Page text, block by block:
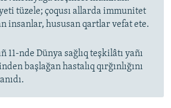
tüzele; çoqusı allarda immunitet
insanlar, hususan qartlar vefat ete.
11-nde Dünya sağlıq teşkilâtı yañı
başlağan hastalıq qırğınlığını